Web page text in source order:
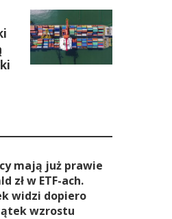
mają już prawie
zł w ETF-ach.
widzi dopiero
wzrostu